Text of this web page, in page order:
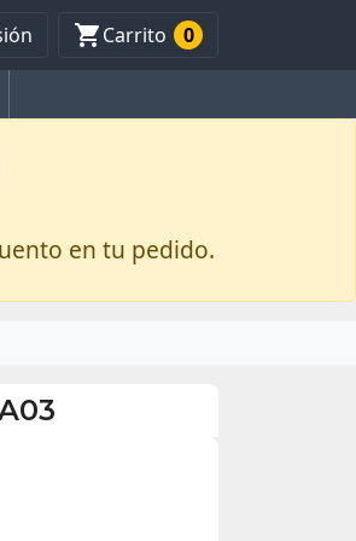
Carrito 0
en tu pedido.